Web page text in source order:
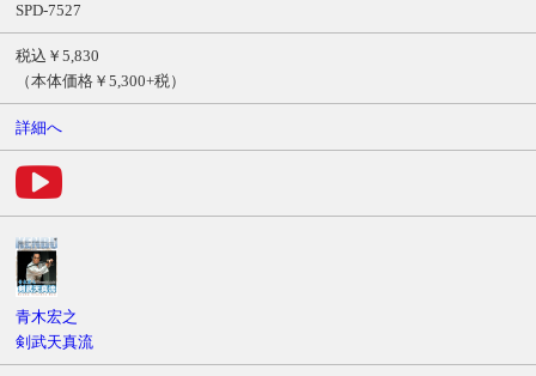
SPD-7527
税込￥5,830
（本体価格￥5,300+税）
詳細へ
青木宏之
剣武天真流